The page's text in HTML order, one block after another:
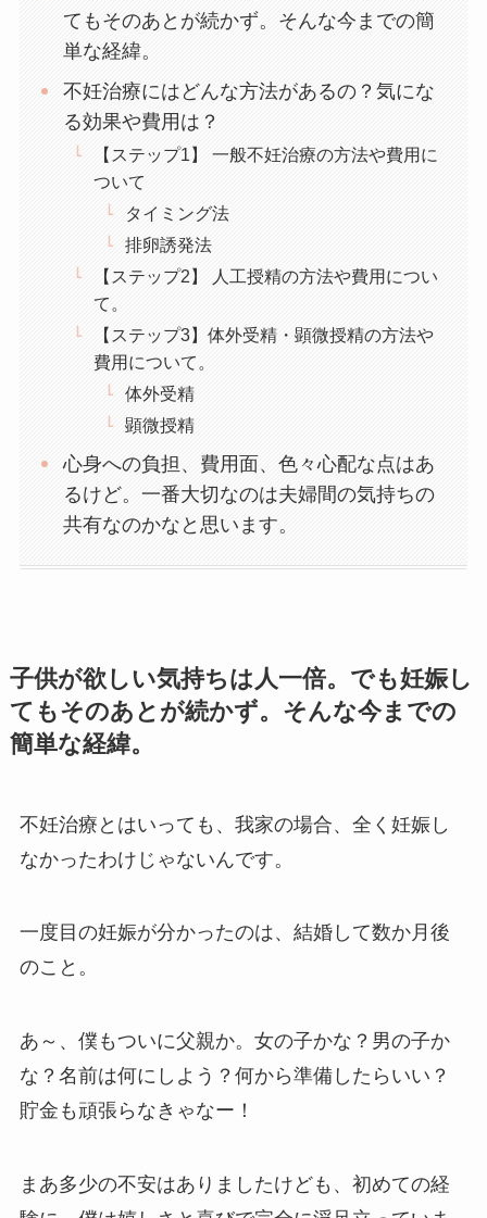
てもそのあとが続かず。そんな今までの簡
単な経緯。
不妊治療にはどんな方法があるの？気にな
る効果や費用は？
【ステップ1】 一般不妊治療の方法や費用に
ついて
タイミング法
排卵誘発法
【ステップ2】 人工授精の方法や費用につい
て。
【ステップ3】体外受精・顕微授精の方法や
費用について。
体外受精
顕微授精
心身への負担、費用面、色々心配な点はあ
るけど。一番大切なのは夫婦間の気持ちの
共有なのかなと思います。
子供が欲しい気持ちは人一倍。でも妊娠し
てもそのあとが続かず。そんな今までの
簡単な経緯。
不妊治療とはいっても、我家の場合、全く妊娠し
なかったわけじゃないんです。
一度目の妊娠が分かったのは、結婚して数か月後
のこと。
あ～、僕もついに父親か。女の子かな？男の子か
な？名前は何にしよう？何から準備したらいい？
貯金も頑張らなきゃなー！
まあ多少の不安はありましたけども、初めての経